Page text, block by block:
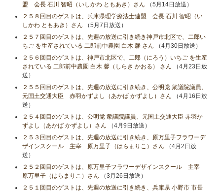
盟 会長 石川 智昭（いしかわ ともあき）さん （5月14日放送）
２５８回目のゲストは、兵庫県理学療法士連盟 会長 石川 智昭（い
しかわ ともあき）さん （5月7日放送）
２５７回目のゲストは、先週の放送に引き続き神戸市北区で、二郎い
ちご を生産されている 二郎前中農園 白木 馨 さん （4月30日放送）
２５６回目のゲストは、神戸市北区で、二郎（にろう）いちご を生産
されている 二郎前中農園 白木 馨（しらき かおる） さん （4月23日放
送）
２５５回目のゲストは、先週の放送に引き続き、公明党 衆議院議員、
元国土交通大臣 赤羽かずよし（あかば かずよし）さん （4月16日放
送）
２５４回目のゲストは、公明党 衆議院議員、元国土交通大臣 赤羽か
ずよし（あかば かずよし）さん （4月9日放送）
２５３回目のゲストは、先週の放送に引き続き、原万里子フラワーデ
ザインスクール 主宰 原万里子（はらまりこ）さん （4月2日放
送）
２５２回目のゲストは、原万里子フラワーデザインスクール 主宰
原万里子（はらまりこ）さん （3月26日放送）
２５１回目のゲストは、先週の放送に引き続き、兵庫県 小野市 市長